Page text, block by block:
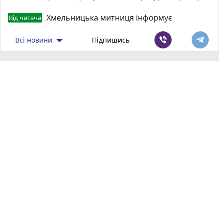
Від читача Хмельницька митниця інформує
Всі новини Підпишись